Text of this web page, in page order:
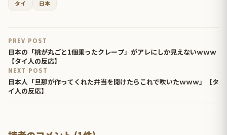
タイ
日本
PREV POST
日本の「桃が丸ごと1個乗ったクレープ」がアレにしか見えないｗｗｗ
【タイ人の反応】
NEXT POST
日本人「旦那が作ってくれた弁当を開けたらこれで吹いたｗｗｗ」【タ
イ人の反応】